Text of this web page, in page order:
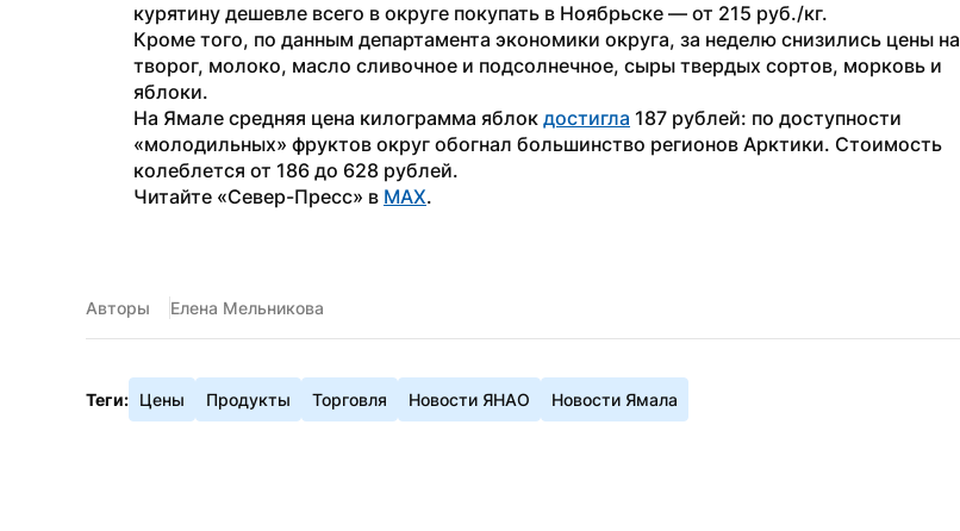
курятину дешевле всего в округе покупать в Ноябрьске — от 215 руб./кг.
Кроме того, по данным департамента экономики округа, за неделю снизились цены на
творог, молоко, масло сливочное и подсолнечное, сыры твердых сортов, морковь и
яблоки.
На Ямале средняя цена килограмма яблок достигла 187 рублей: по доступности
«молодильных» фруктов округ обогнал большинство регионов Арктики. Стоимость
колеблется от 186 до 628 рублей.
Читайте «Север-Пресс» в MAX.
Авторы Елена Мельникова
Теги: Цены Продукты Торговля Новости ЯНАО Новости Ямала